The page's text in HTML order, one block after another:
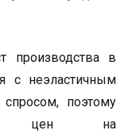
производства в
с неэластичным
поэтому
цен на